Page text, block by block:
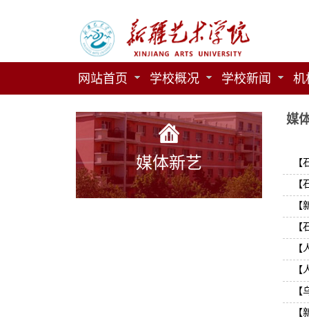
网站首页 学校概况 学校新闻 机
媒体新艺
媒